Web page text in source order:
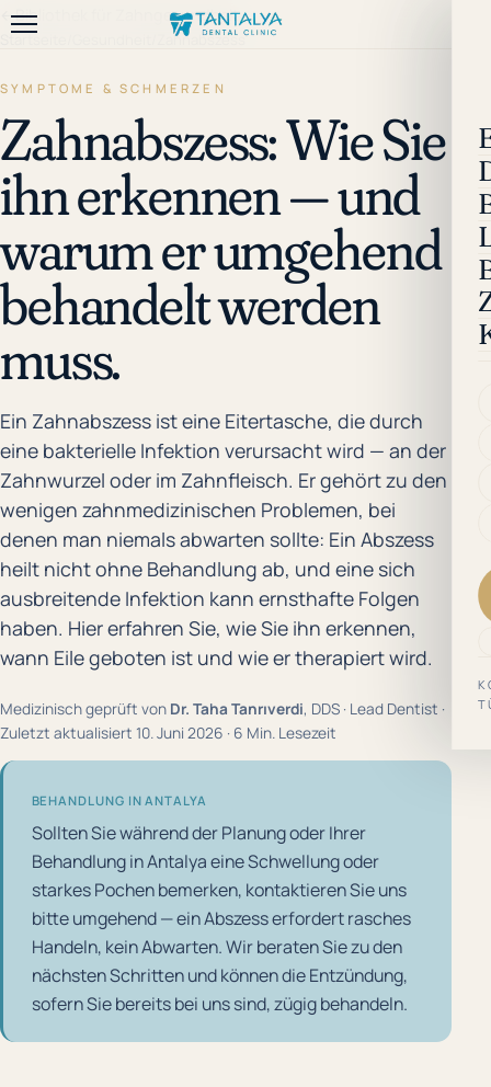
←Bibliothek für Zahngesundheit
Startseite Zahnabszess
SYMPTOME & SCHMERZEN
Zahnabszess: Wie Sie
ihn erkennen — und
warum er umgehend
behandelt werden
muss.
Ein Zahnabszess ist eine Eitertasche, die durch
eine bakterielle Infektion verursacht wird — an der
Zahnwurzel oder im Zahnfleisch. Er gehört zu den
wenigen zahnmedizinischen Problemen, bei
denen man niemals abwarten sollte: Ein Abszess
heilt nicht ohne Behandlung ab, und eine sich
ausbreitende Infektion kann ernsthafte Folgen
haben. Hier erfahren Sie, wie Sie ihn erkennen,
wann Eile geboten ist und wie er therapiert wird.
Medizinisch geprüft von Dr. Taha Tanrıverdi, DDS · Lead Dentist ·
Zuletzt aktualisiert 10. Juni 2026 · 6 Min. Lesezeit
BEHANDLUNG IN ANTALYA
Sollten Sie während der Planung oder Ihrer
Behandlung in Antalya eine Schwellung oder
starkes Pochen bemerken, kontaktieren Sie uns
bitte umgehend — ein Abszess erfordert rasches
Handeln, kein Abwarten. Wir beraten Sie zu den
nächsten Schritten und können die Entzündung,
sofern Sie bereits bei uns sind, zügig behandeln.